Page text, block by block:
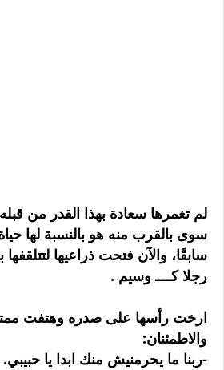
لم تغمرها سعادة بهذا القدر من
سوى بالقرب منه هو بالنسبة لها
سابقًا، والآن فتحت ذراعيها لتتلقفها
رجلا كــــ وسيم .
ارخت رأسها على صدره وهتفت
والاطمئنان:
-ربنا ما يحرمنيش منك ابدا يا حبيبي.